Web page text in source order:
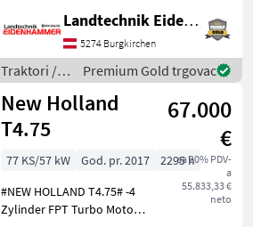
trocilindrični, linijski
atmosferski motor s
izravnim ubrizgavanjem
+Mjenjač: -Ford mjenjač s
rasponom b
Landtechnik Eidenhammer GmbH
5274 Burgkirchen
Traktori /
Ford
Premium Gold trgovac
New Holland
T4.75
67.000
€
sa 20% PDV-
a
55.833,33 €
neto
77 KS/57 kW God. pr. 2017
2295 h
#NEW HOLLAND T4.75# -4
Zylinder FPT Turbo Motor